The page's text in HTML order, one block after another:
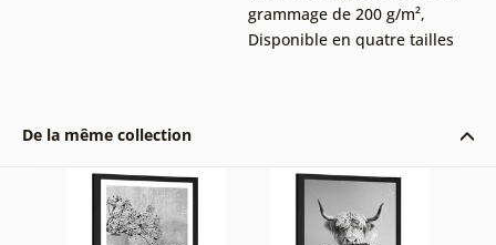
grammage de 200 g/m²,
Disponible en quatre tailles
De la même collection